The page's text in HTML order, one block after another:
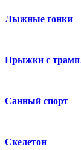
Лыжные гонки
Прыжки с
Санный спорт
Скелетон